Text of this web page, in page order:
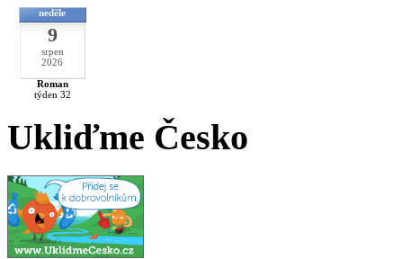
neděle
9
srpen
2026
Roman
týden 32
Ukliďme Česko